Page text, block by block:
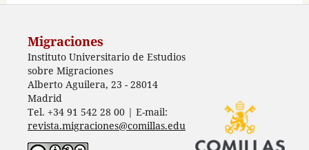
Migraciones
Instituto Universitario de Estudios
sobre Migraciones
Alberto Aguilera, 23 - 28014
Madrid
Tel. +34 91 542 28 00 | E-mail:
revista.migraciones@comillas.edu